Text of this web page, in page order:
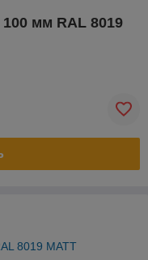
мм RAL 8019
8019 МАТТ